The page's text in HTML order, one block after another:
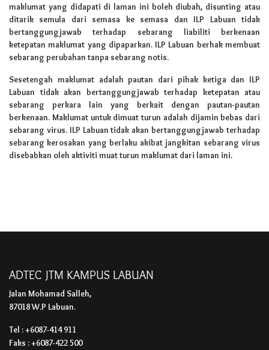
maklumat yang didapati di laman ini boleh diubah, disunting atau
ditarik semula dari semasa ke semasa dan ILP Labuan tidak
bertanggungjawab terhadap sebarang liabiliti berkenaan
ketepatan maklumat yang dipaparkan. ILP Labuan berhak membuat
sebarang perubahan tanpa sebarang notis.
Sesetengah maklumat adalah pautan dari pihak ketiga dan ILP
Labuan tidak akan bertanggungjawab terhadap ketepatan atau
sebarang perkara lain yang berkait dengan pautan-pautan
berkenaan. Maklumat untuk dimuat turun adalah dijamin bebas dari
sebarang virus. ILP Labuan tidak akan bertanggungjawab terhadap
sebarang kerosakan yang berlaku akibat jangkitan sebarang virus
disebabkan oleh aktiviti muat turun maklumat dari laman ini.
ADTEC JTM KAMPUS LABUAN
Jalan Mohamad Salleh,
87018 W.P Labuan.
Tel : +6087-414 911
Faks : +6087-422 500